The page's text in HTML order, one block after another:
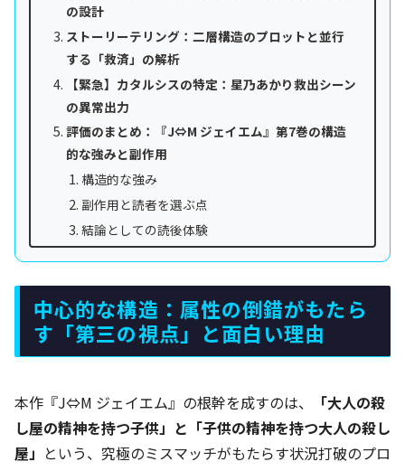
の設計
ストーリーテリング：二層構造のプロットと並行
する「救済」の解析
【緊急】カタルシスの特定：星乃あかり救出シーン
の異常出力
評価のまとめ：『J⇔M ジェイエム』第7巻の構造
的な強みと副作用
構造的な強み
副作用と読者を選ぶ点
結論としての読後体験
中心的な構造：属性の倒錯がもたら
す「第三の視点」と面白い理由
本作『J⇔M ジェイエム』の根幹を成すのは、
「大人の殺
し屋の精神を持つ子供」と「子供の精神を持つ大人の殺し
屋」 という、究極のミスマッチがもたらす状況打破のプロ